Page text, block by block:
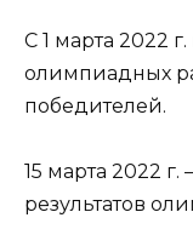
С 1 марта 2022
олимпиадных
победителей.
15 марта 2022
результатов